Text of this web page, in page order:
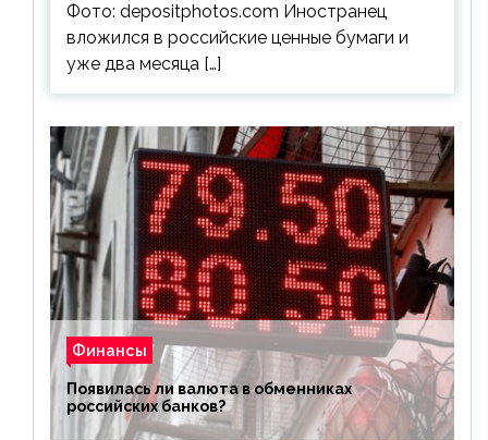
Фото: depositphotos.com Иностранец
вложился в российские ценные бумаги и
уже два месяца […]
Финансы
Появилась ли валюта в обменниках
российских банков?